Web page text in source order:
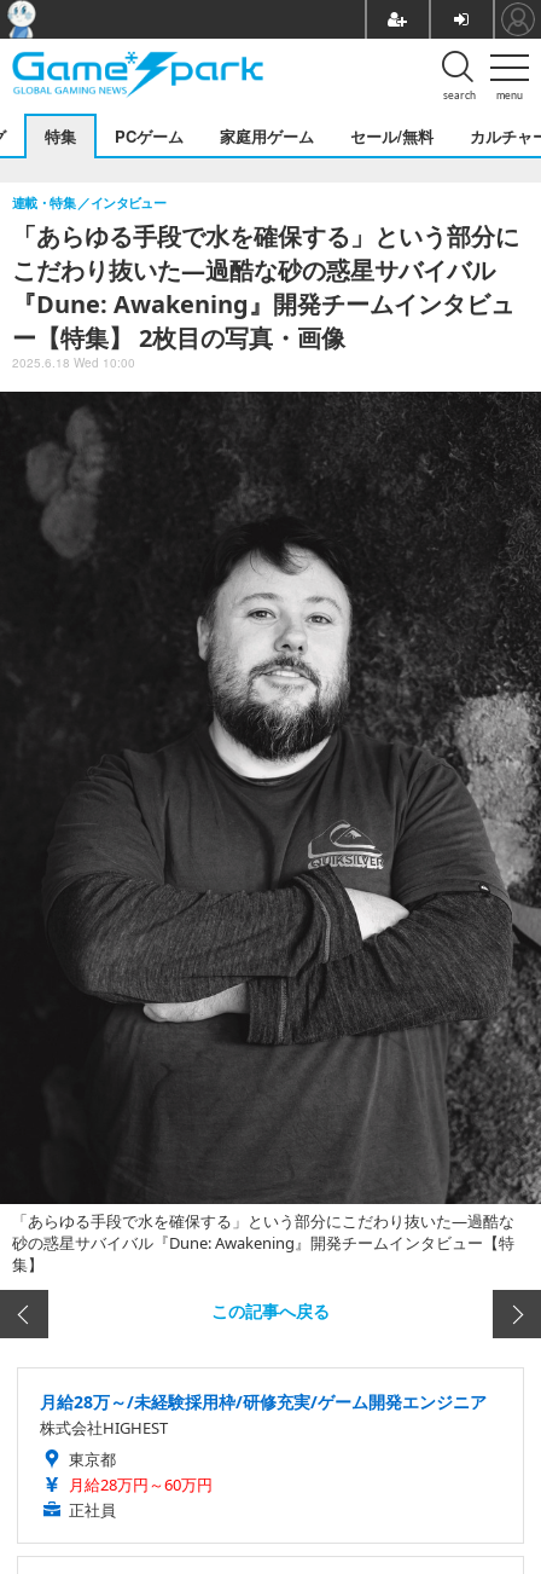
menu
search
特集 PCゲーム 家庭用ゲーム セール/無料 カルチャ
「あらゆる手段で水を確保する」という部分に
こだわり抜いた―過酷な砂の惑星サバイバル
『Dune: Awakening』開発チームインタビュ
ー【特集】 2枚目の写真・画像
連載・特集 インタビュー
2025.6.18 Wed 10:00
「あらゆる手段で水を確保する」という部分にこだわり抜いた―過酷な
砂の惑星サバイバル『Dune: Awakening』開発チームインタビュー【特
集】
この記事へ戻る
月給28万～/未経験採用枠/研修充実/ゲーム開発エンジニア
株式会社HIGHEST
東京都
月給28万円～60万円
正社員